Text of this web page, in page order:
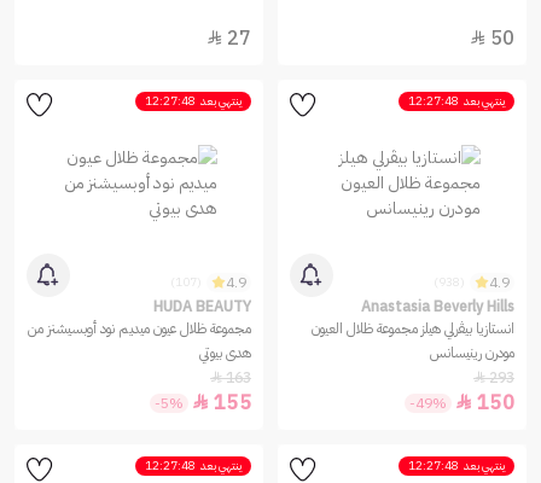
50

27

ينتهي بعد 12:27:48
4.9
Anastasia Beverly Hills
انستازيا بيڤرلي هيلز مجموعة ظلال العيون
مودرن رينيسانس
293

150

-49%
ينتهي بعد 12:27:48
4.9
HUDA BEAUTY
مجموعة ظلال عيون ميديم نود أوبسيشنز من
هدى بيوتي
163

155

-5%
ينتهي بعد 12:27:48 ينتهي بعد 12:27:48